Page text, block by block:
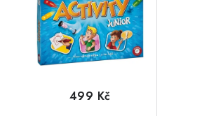
499 Kč